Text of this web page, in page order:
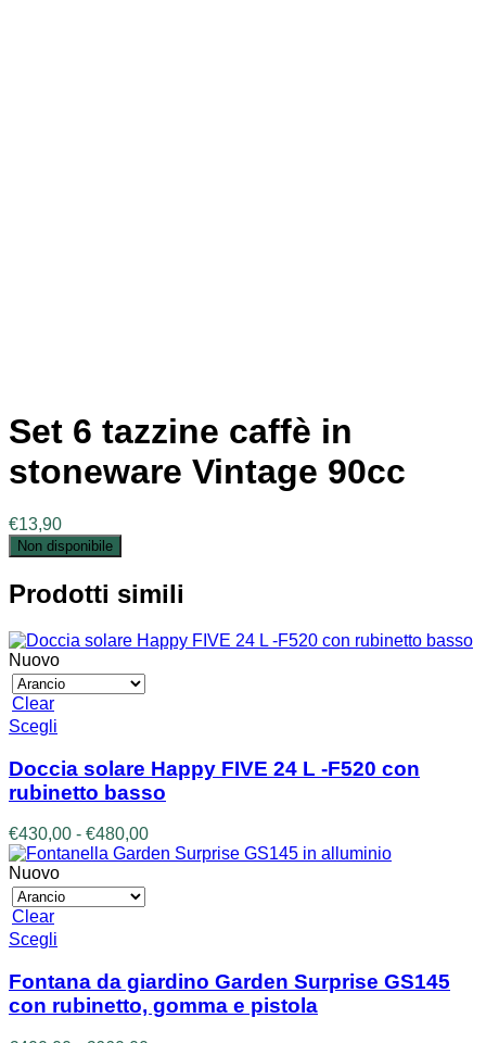
Set 6 tazzine caffè in
stoneware Vintage 90cc
€13,90
Non disponibile
Prodotti simili
Nuovo
Clear
Scegli
ha
più
varianti.
Le
opzioni
possono
essere
scelte
prodotto
Doccia solare Happy FIVE 24 L -F520 con
rubinetto basso
€430,00 - €480,00Fascia
di
Nuovo
Clear
Scegli
ha
più
varianti.
Fontana da giardino Garden Surprise GS145
con rubinetto, gomma e pistola